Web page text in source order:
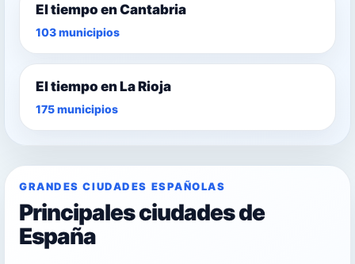
El tiempo en Cantabria
103 municipios
El tiempo en La Rioja
175 municipios
GRANDES CIUDADES ESPAÑOLAS
Principales ciudades de
España